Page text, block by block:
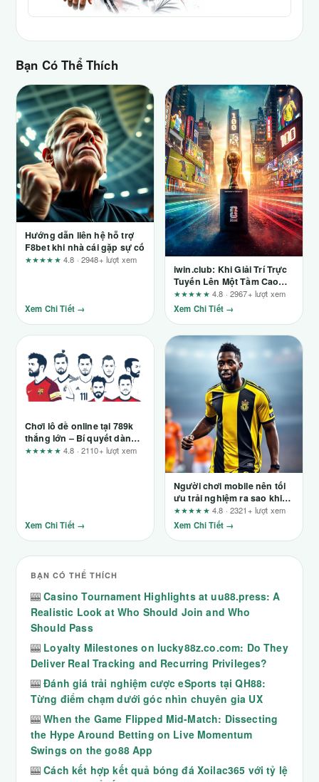
Bạn Có Thể Thích
Hướng dẫn liên hệ hỗ trợ
F8bet khi nhà cái gặp sự cố
★★★★★ 4.8 · 2948+ lượt xem
Xem Chi Tiết →
iwin.club: Khi Giải Trí Trực
Tuyến Lên Một Tầm Cao
Mới
★★★★★ 4.8 · 2967+ lượt xem
Xem Chi Tiết →
Chơi lô đề online tại 789k
thắng lớn – Bí quyết dành
cho người mới
★★★★★ 4.8 · 2110+ lượt xem
Xem Chi Tiết →
Người chơi mobile nên tối
ưu trải nghiệm ra sao khi
dùng F8bet?
★★★★★ 4.8 · 2321+ lượt xem
Xem Chi Tiết →
BẠN CÓ THỂ THÍCH
🎰Casino Tournament Highlights at uu88.press: A
Realistic Look at Who Should Join and Who
Should Pass
🎰 Loyalty Milestones on lucky88z.co.com: Do They
Deliver Real Tracking and Recurring Privileges?
🎰Đánh giá trải nghiệm cược eSports tại QH88:
Từng điểm chạm dưới góc nhìn chuyên gia UX
🎰When the Game Flipped Mid-Match: Dissecting
the Hype Around Betting on Live Momentum
Swings on the go88 App
🎰Cách kết hợp kết quả bóng đá Xoilac365 với tỷ lệ